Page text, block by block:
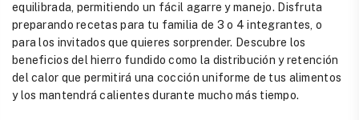
equilibrada, permitiendo un fácil agarre y manejo. Disfruta
preparando recetas para tu familia de 3 o 4 integrantes, o
para los invitados que quieres sorprender. Descubre los
beneficios del hierro fundido como la distribución y retención
del calor que permitirá una cocción uniforme de tus alimentos
y los mantendrá calientes durante mucho más tiempo.